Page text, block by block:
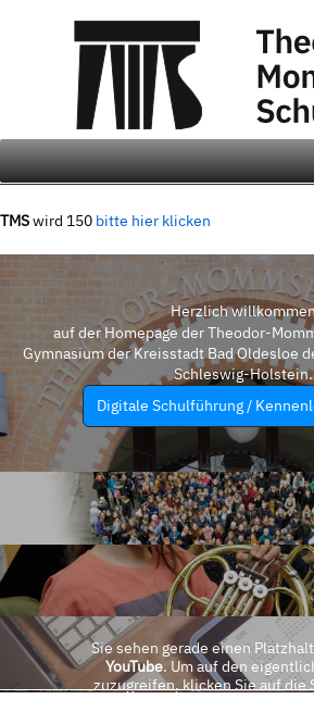
TMSwird 150 bitte hier klicken
Herzlich
auf der Homepage der Theodor-
Gymnasium der Kreisstadt Bad Oldesloe
Schleswig-Holstein.
Digitale Schulführung /
Sie sehen gerade einen
YouTube. Um auf den
zuzugreifen, klicken Sie auf die